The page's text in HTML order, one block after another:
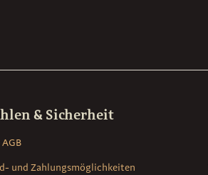
& Sicherheit
AGB
und Zahlungsmöglichkeiten